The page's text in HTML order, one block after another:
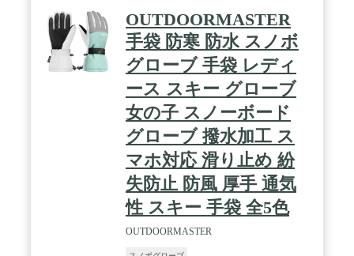
OUTDOORMASTER
手袋 防寒 防水 スノボ
グローブ 手袋 レディ
ース スキー グローブ
女の子 スノーボード
グローブ 撥水加工 ス
マホ対応 滑り止め 紛
失防止 防風 厚手 通気
性 スキー 手袋 全5色
OUTDOORMASTER